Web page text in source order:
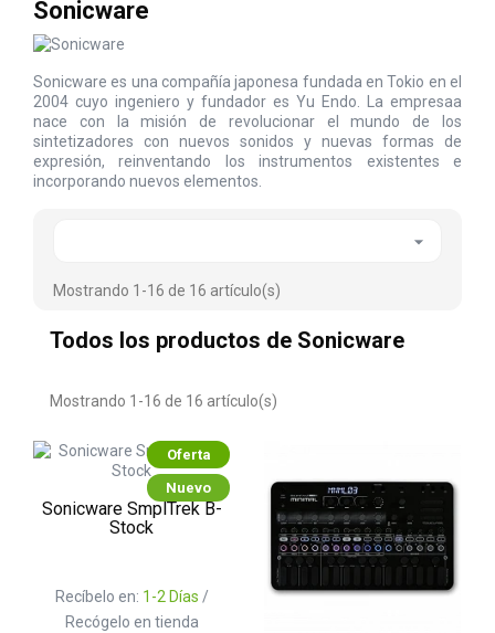
Sonicware
Sonicware es una compañía japonesa fundada en Tokio en el
2004 cuyo ingeniero y fundador es Yu Endo. La empresaa
nace con la misión de revolucionar el mundo de los
sintetizadores con nuevos sonidos y nuevas formas de
expresión, reinventando los instrumentos existentes e
incorporando nuevos elementos.

Mostrando 1-16 de 16 artículo(s)
Todos los productos de Sonicware
Mostrando 1-16 de 16 artículo(s)
Oferta
Nuevo
Sonicware SmplTrek B-
Stock
Recíbelo en: 1-2 Días /
Recógelo en tienda